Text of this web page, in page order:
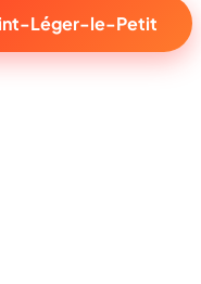
Léger-le-Petit